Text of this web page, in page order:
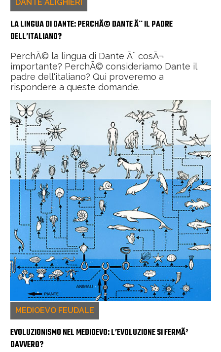
DANTE ALIGHIERI
LA LINGUA DI DANTE: PERCHÃ© DANTE Ã¨ IL PADRE
DELL’ITALIANO?
PerchÃ© la lingua di Dante Ã¨ cosÃ¬
importante? PerchÃ© consideriamo Dante il
padre dell'italiano? Qui proveremo a
rispondere a queste domande.
MEDIOEVO FEUDALE
EVOLUZIONISMO NEL MEDIOEVO: L’EVOLUZIONE SI FERMÃ²
DAVVERO?